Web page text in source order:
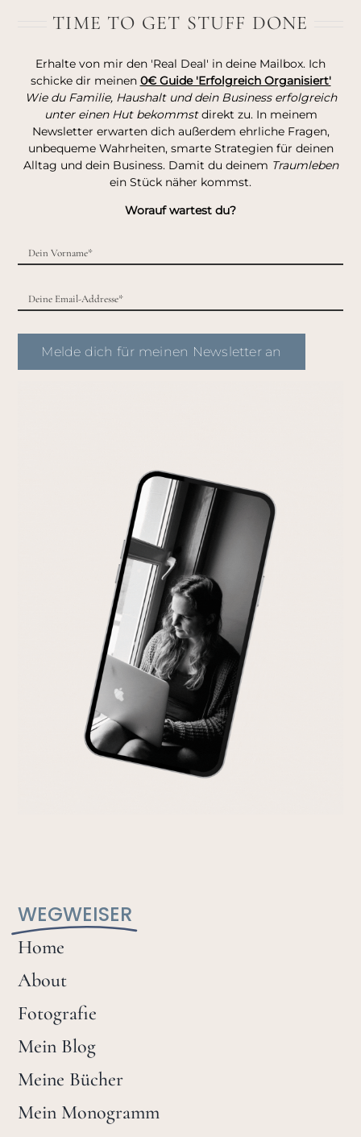
WEGWEISER
Home
About
Fotografie
Mein Blog
Meine Bücher
Mein Monogramm
TIME TO GET STUFF DONE
Erhalte von mir den 'Real Deal' in deine Mailbox. Ich
schicke dir meinen 0€ Guide 'Erfolgreich Organisiert'
Wie du Familie, Haushalt und dein Business erfolgreich
unter einen Hut bekommstdirekt zu. In meinem
Newsletter erwarten dich außerdem ehrliche Fragen,
unbequeme Wahrheiten, smarte Strategien für deinen
Alltag und dein Business. Damit du deinem Traumleben
ein Stück näher kommst.
Worauf wartest du?
Melde dich für meinen Newsletter an